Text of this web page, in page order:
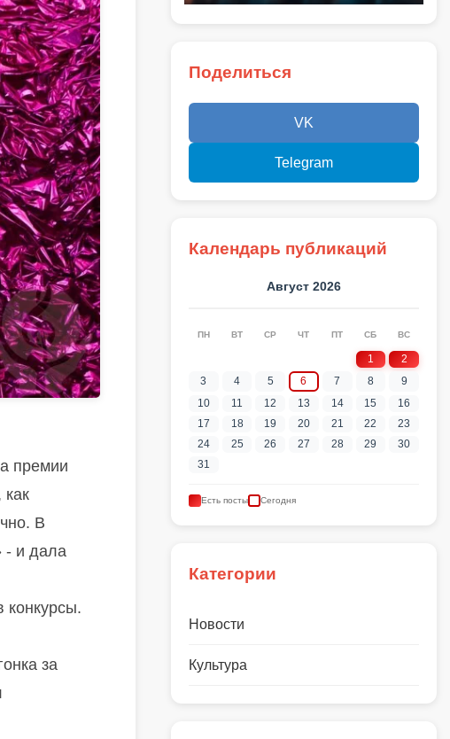
премии
В
- и дала
конкурсы.
за
Поделиться
VK
Telegram
Календарь публикаций
Август 2026
ПН ВТ СР ЧТ ПТ СБ ВС
1
2
3
4 5 6 7 8
9
10
11 12 13 14 15
16
17
18 19 20 21 22
23
24
25 26 27 28 29
30
31
Есть посты Сегодня
Категории
Новости
Культура